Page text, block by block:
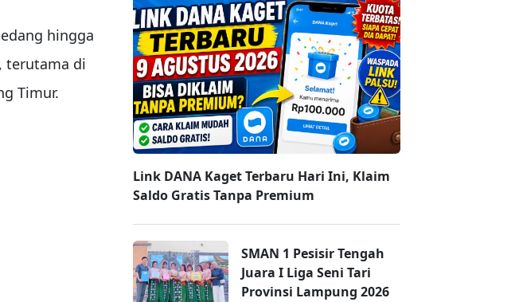
hingga
terutama di
Timur.
Link DANA Kaget Terbaru Hari Ini, Klaim
Saldo Gratis Tanpa Premium
SMAN 1 Pesisir Tengah
Juara I Liga Seni Tari
Provinsi Lampung 2026